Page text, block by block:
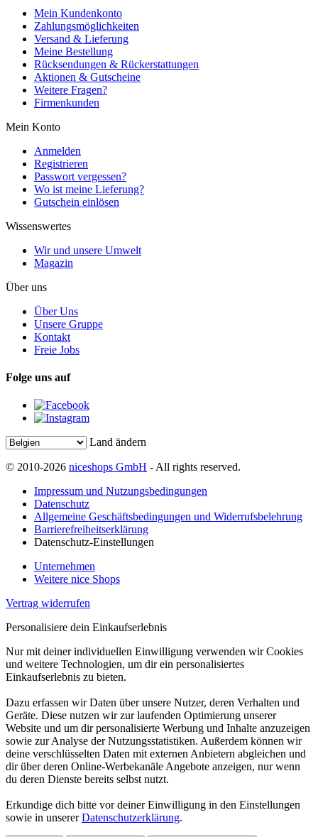
Mein Kundenkonto
Zahlungsmöglichkeiten
Versand & Lieferung
Meine Bestellung
Rücksendungen & Rückerstattungen
Aktionen & Gutscheine
Weitere Fragen?
Firmenkunden
Mein Konto
Anmelden
Registrieren
Passwort vergessen?
Wo ist meine Lieferung?
Gutschein einlösen
Wissenswertes
Wir und unsere Umwelt
Magazin
Über uns
Über Uns
Unsere Gruppe
Kontakt
Freie Jobs
Folge uns auf
Land ändern
© 2010-2026 niceshops GmbH - All rights reserved.
Impressum und Nutzungsbedingungen
Datenschutz
Allgemeine Geschäftsbedingungen und Widerrufsbelehrung
Barrierefreiheitserklärung
Datenschutz-Einstellungen
Unternehmen
Weitere nice Shops
Vertrag widerrufen
Personalisiere dein Einkaufserlebnis
Nur mit deiner individuellen Einwilligung verwenden wir Cookies
und weitere Technologien, um dir ein personalisiertes
Einkaufserlebnis zu bieten.
Dazu erfassen wir Daten über unsere Nutzer, deren Verhalten und
Geräte. Diese nutzen wir zur laufenden Optimierung unserer
Website und um dir personalisierte Werbung und Inhalte anzuzeigen
sowie zur Analyse der Nutzungsstatistiken. Außerdem können wir
deine verschlüsselten Daten mit externen Anbietern abgleichen und
dir über deren Online-Werbekanäle Angebote anzeigen, nur wenn
du deren Dienste bereits selbst nutzt.
Erkundige dich bitte vor deiner Einwilligung in den Einstellungen
sowie in unsererDatenschutzerklärung.